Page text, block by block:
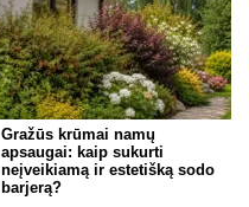
Gražūs krūmai namų
apsaugai: kaip sukurti
neįveikiamą ir estetišką sodo
barjerą?